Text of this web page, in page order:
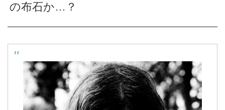
の布石か…？